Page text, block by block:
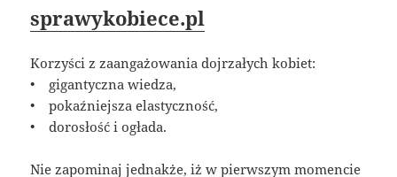
sprawykobiece.pl
Korzyści z zaangażowania dojrzałych kobiet:
• gigantyczna wiedza,
• pokaźniejsza elastyczność,
• dorosłość i ogłada.
Nie zapominaj jednakże, iż w pierwszym momencie